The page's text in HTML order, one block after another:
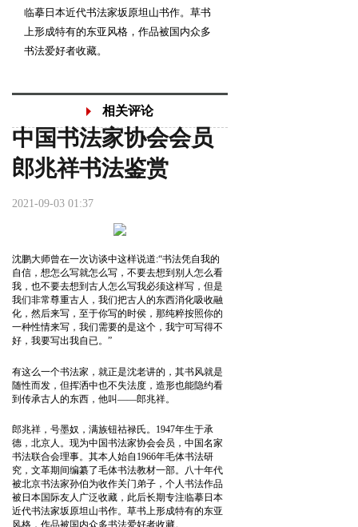
临摹日本近代书法家坂原坦山书作。草书
上形成特有的东亚风格，作品被国内众多
书法爱好者收藏。
相关评论
中国书法家协会会员
郎兆祥书法鉴赏
2021-09-03 01:37
沈鹏大师曾在一次访谈中这样说道:“书法凭自我的
自信，想怎么写就怎么写，不要去想到别人怎么看
我，也不要去想到古人怎么写我必须这样写，但是
我们非常尊重古人，我们把古人的东西消化吸收融
化，然后来写，至于你写的时侯，那纯粹按照你的
一种性情来写，我们需要的是这个，我宁可写得不
好，我要写出我自已。”
有这么一个书法家，就正是沈老讲的，其书风就是
随性而发，但挥洒中也不失法度，造形也能隐约看
到传承古人的东西，他叫——郎兆祥。
郎兆祥，号墨奴，满族钮祜禄氏。1947年生于承
德，北京人。现为中国书法家协会会员，中国名家
书法联合会理事。其本人始自1966年毛体书法研
究，文革期间编纂了毛体书法教材一部。八十年代
被北京书法家孙伯为收作关门弟子，个人书法作品
被日本国际友人广泛收藏，此后长期专注临摹日本
近代书法家坂原坦山书作。草书上形成特有的东亚